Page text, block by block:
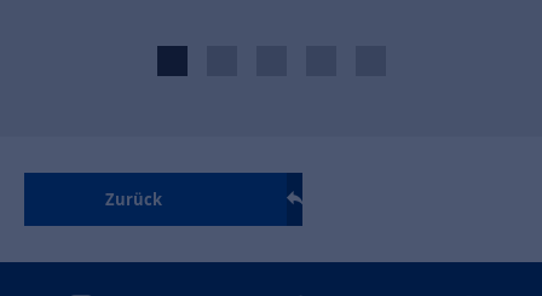
Zurück